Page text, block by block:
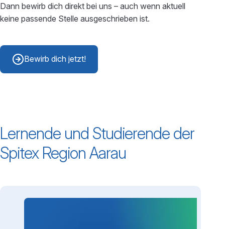
Dann bewirb dich direkt bei uns – auch wenn aktuell
keine passende Stelle ausgeschrieben ist.
Bewirb dich jetzt!
Lernende und Studierende der
Spitex Region Aarau